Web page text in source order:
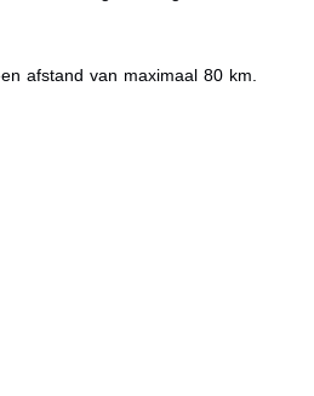
afstand van maximaal 80 km.